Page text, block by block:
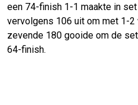
een 74-finish 1-1 maakte in
vervolgens 106 uit om met 1-2
zevende 180 gooide om de
64-finish.